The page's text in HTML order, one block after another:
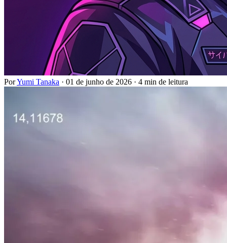
PorYumi Tanaka · 01 de junho de 2026 · 4 min de leitura